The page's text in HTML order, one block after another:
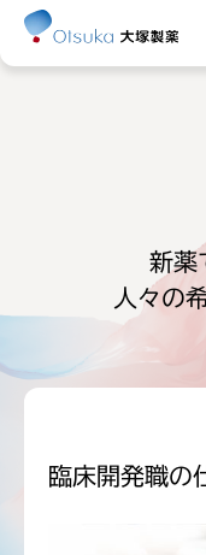
新薬
人々の
臨床開発職の